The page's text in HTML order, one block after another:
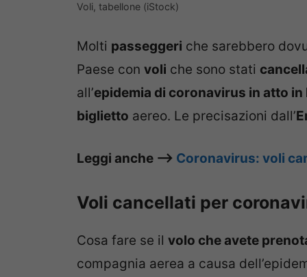
Voli, tabellone (iStock)
Molti passeggeri che sarebbero
Paese con voli che sono stati
all’epidemia di coronavirus in atto in
biglietto aereo. Le precisazioni dall’
Leggi anche –> Coronavirus: voli
Voli cancellati per
Cosa fare se il volo che avete
compagnia aerea a causa